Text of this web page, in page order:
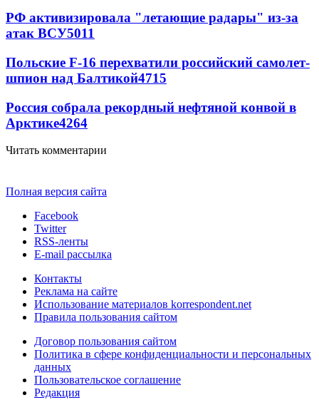
РФ активизировала "летающие радары" из-за
атак ВСУ5011
Польские F-16 перехватили российский самолет-
шпион над Балтикой4715
Россия собрала рекордный нефтяной конвой в
Арктике4264
Читать комментарии
Полная версия сайта
Facebook
Twitter
RSS-ленты
E-mail рассылка
Контакты
Реклама на сайте
Использование материалов korrespondent.net
Правила пользования сайтом
Договор пользования сайтом
Политика в сфере конфиденциальности и персональных
данных
Пользовательское соглашение
Редакция